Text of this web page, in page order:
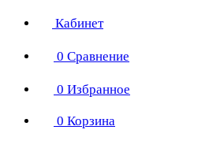
Кабинет
0 Сравнение
0 Избранное
0 Корзина